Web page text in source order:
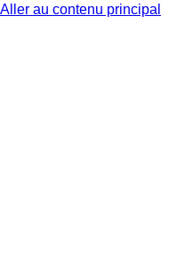
Aller au contenu principal